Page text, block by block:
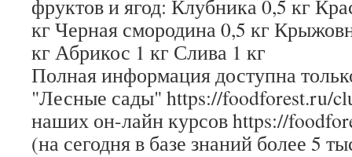
фруктов и ягод: Клубника 0,5 кг
кг Черная смородина 0,5 кг
кг Абрикос 1 кг Слива 1 кг
Полная информация доступна
"Лесные сады" https://foodforest.ru/
наших он-лайн курсов https://
(на сегодня в базе знаний более 5